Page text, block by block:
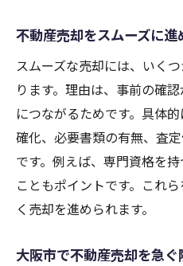
策
信頼できる不動
高値売却を目指すため
大阪市で不動産売
ト
不動産売却の査定
高値で売却するた
大阪市の不動産売
不動産売却をスムーズに
スムーズな売却には、いく
ります。理由は、事前の確
につながるためです。具体
確化、必要書類の有無、査
です。例えば、専門資格を
こともポイントです。これ
く売却を進められます。
大阪市で不動産売却を急